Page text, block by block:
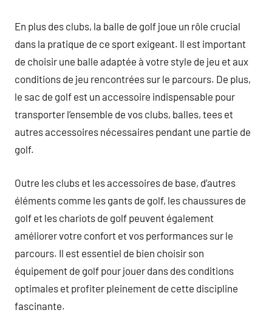
En plus des clubs, la balle de golf joue un rôle crucial
dans la pratique de ce sport exigeant. Il est important
de choisir une balle adaptée à votre style de jeu et aux
conditions de jeu rencontrées sur le parcours. De plus,
le sac de golf est un accessoire indispensable pour
transporter l’ensemble de vos clubs, balles, tees et
autres accessoires nécessaires pendant une partie de
golf.
Outre les clubs et les accessoires de base, d’autres
éléments comme les gants de golf, les chaussures de
golf et les chariots de golf peuvent également
améliorer votre confort et vos performances sur le
parcours. Il est essentiel de bien choisir son
équipement de golf pour jouer dans des conditions
optimales et profiter pleinement de cette discipline
fascinante.